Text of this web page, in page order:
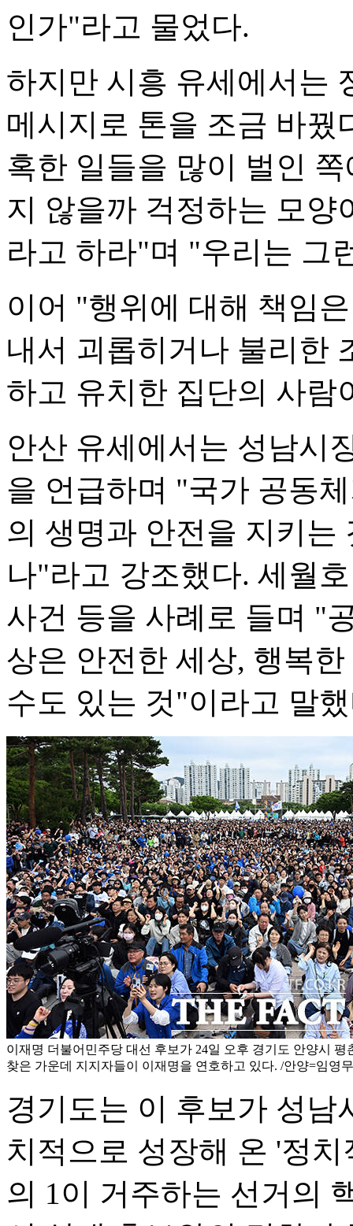
인가"라고 물었다.
하지만 시흥 유세에서는
메시지로 톤을 조금 바꿨
혹한 일들을 많이 벌인
지 않을까 걱정하는 모양
라고 하라"며 "우리는 그
이어 "행위에 대해 책임
내서 괴롭히거나 불리한
하고 유치한 집단의 사람
안산 유세에서는 성남시
을 언급하며 "국가 공동
의 생명과 안전을 지키는
나"라고 강조했다. 세월
사건 등을 사례로 들며 "
상은 안전한 세상, 행복
수도 있는 것"이라고 말
이재명 더불어민주당 대선 후보가 24일 오후 경기도 안양시
찾은 가운데 지지자들이 이재명을 연호하고 있다. /안양=임영
경기도는 이 후보가 성남
치적으로 성장해 온 '정
의 1이 거주하는 선거의